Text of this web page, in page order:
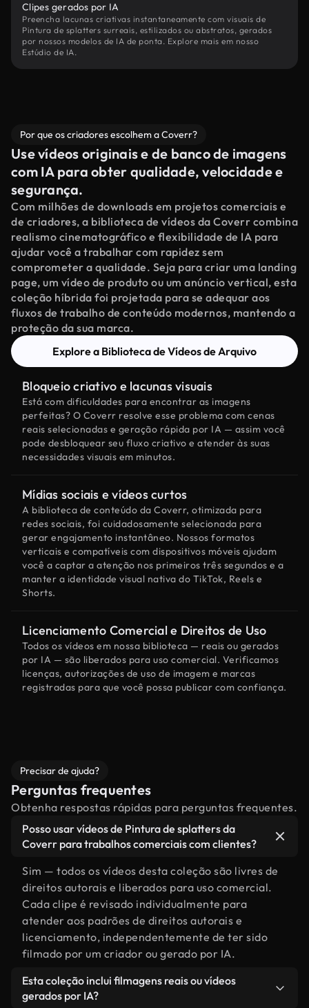
Clipes gerados por IA
Preencha lacunas criativas instantaneamente com visuais de
Pintura de splatters surreais, estilizados ou abstratos, gerados
por nossos modelos de IA de ponta. Explore mais em nosso
Estúdio de IA.
Por que os criadores escolhem a Coverr?
Use vídeos originais e de banco de imagens
com IA para obter qualidade, velocidade e
segurança.
Com milhões de downloads em projetos comerciais e
de criadores, a biblioteca de vídeos da Coverr combina
realismo cinematográfico e flexibilidade de IA para
ajudar você a trabalhar com rapidez sem
comprometer a qualidade. Seja para criar uma landing
page, um vídeo de produto ou um anúncio vertical, esta
coleção híbrida foi projetada para se adequar aos
fluxos de trabalho de conteúdo modernos, mantendo a
proteção da sua marca.
Explore a Biblioteca de Vídeos de Arquivo
Bloqueio criativo e lacunas visuais
Está com dificuldades para encontrar as imagens
perfeitas? O Coverr resolve esse problema com cenas
reais selecionadas e geração rápida por IA — assim você
pode desbloquear seu fluxo criativo e atender às suas
necessidades visuais em minutos.
Mídias sociais e vídeos curtos
A biblioteca de conteúdo da Coverr, otimizada para
redes sociais, foi cuidadosamente selecionada para
gerar engajamento instantâneo. Nossos formatos
verticais e compatíveis com dispositivos móveis ajudam
você a captar a atenção nos primeiros três segundos e a
manter a identidade visual nativa do TikTok, Reels e
Shorts.
Licenciamento Comercial e Direitos de Uso
Todos os vídeos em nossa biblioteca — reais ou gerados
por IA — são liberados para uso comercial. Verificamos
licenças, autorizações de uso de imagem e marcas
registradas para que você possa publicar com confiança.
Precisar de ajuda?
Perguntas frequentes
Obtenha respostas rápidas para perguntas frequentes.
Posso usar vídeos de Pintura de splatters da
Coverr para trabalhos comerciais com clientes?
Sim — todos os vídeos desta coleção são livres de
direitos autorais e liberados para uso comercial.
Cada clipe é revisado individualmente para
atender aos padrões de direitos autorais e
licenciamento, independentemente de ter sido
filmado por um criador ou gerado por IA.
Esta coleção inclui filmagens reais ou vídeos
gerados por IA?